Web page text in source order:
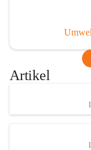
Artikel